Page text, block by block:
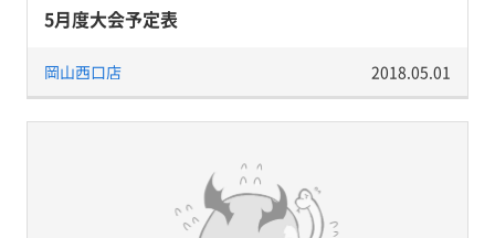
5月度大会予定表
岡山西口店 2018.05.01